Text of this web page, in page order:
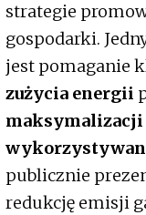
strategie
gospodarki.
jest pomaganie
zużycia energii
publicznie
redukcję emisji